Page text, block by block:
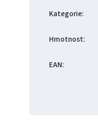
Kategorie:
Hmotnost:
EAN: